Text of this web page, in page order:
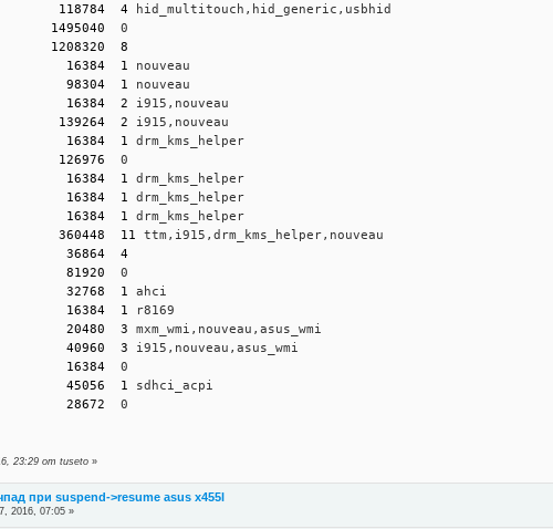
118784 4 hid_multitouch,hid_generic,usbhid
1495040
0
1208320
8
16384 1
nouveau
98304 1
nouveau
16384 2
i915,nouveau
139264 2
i915,nouveau
16384 1
drm_kms_helper
126976
0
16384 1
drm_kms_helper
16384 1
drm_kms_helper
16384 1
drm_kms_helper
360448 11
ttm,i915,drm_kms_helper,nouveau
36864
4
81920
0
32768 1
ahci
16384 1
r8169
20480 3
mxm_wmi,nouveau,asus_wmi
40960 3
i915,nouveau,asus_wmi
16384 0
45056 1
sdhci_acpi
28672 0
23:29 от tuseto »
при suspend->resume asus x455l
2016, 07:05 »